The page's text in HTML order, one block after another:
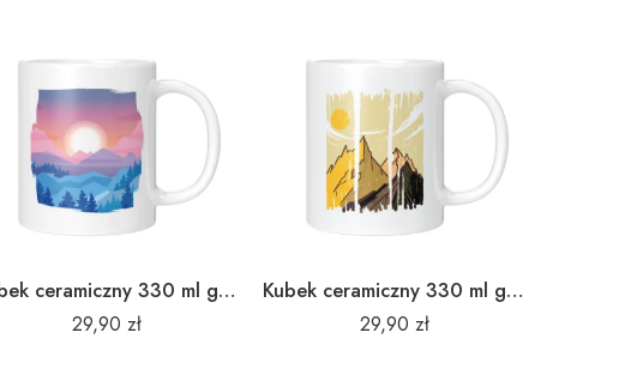
Kubek ceramiczny 330 ml góry słońce I
29,90 zł
Kubek ceramiczny 330 ml góry szczyty
29,90 zł